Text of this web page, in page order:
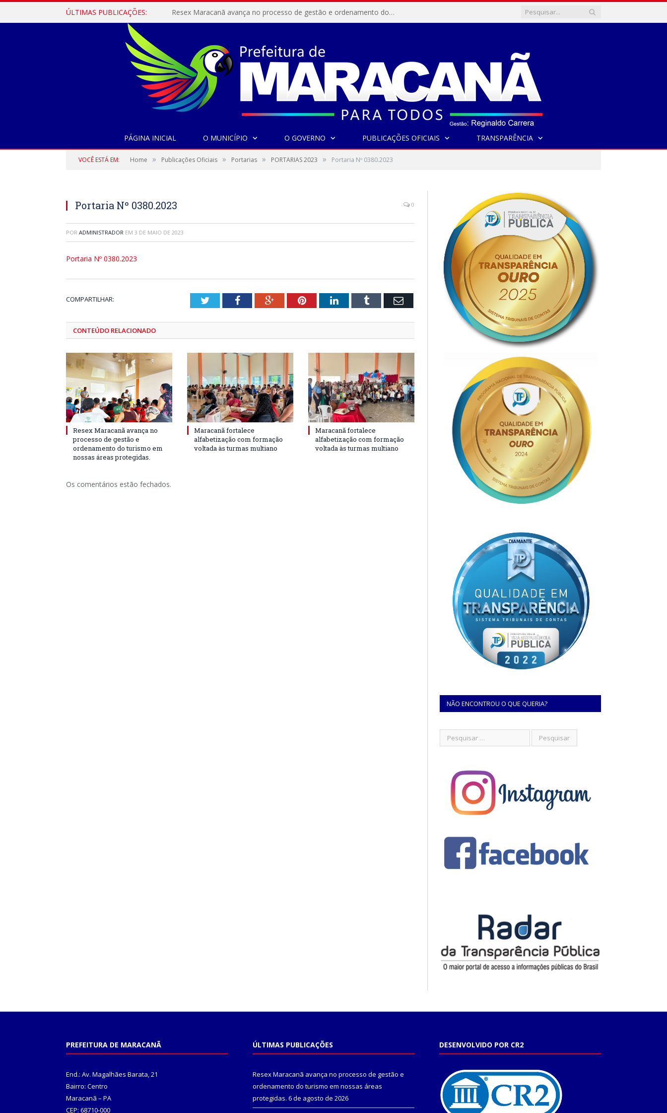
ÚLTIMAS PUBLICAÇÕES: Resex Maracanã avança no processo de gestão e ordenamento do turismo em nossas áreas protegidas.
PÁGINA INICIAL O MUNICÍPIO O GOVERNO PUBLICAÇÕES OFICIAIS TRANSPARÊNCIA
VOCÊ ESTÁ EM: Home » Publicações Oficiais » Portarias » PORTARIAS 2023 » Portaria Nº 0380.2023
Portaria Nº 0380.2023 0
POR ADMINISTRADOR EM 3 DE MAIO DE 2023
Portaria Nº 0380.2023
COMPARTILHAR: TwitterFacebookGoogle+PinterestLinkedInTumblr Email
CONTEÚDO RELACIONADO
Resex Maracanã avança no
processo de gestão e
ordenamento do turismo em
nossas áreas protegidas.
Maracanã fortalece
alfabetização com formação
voltada às turmas multiano
Maracanã fortalece
alfabetização com formação
voltada às turmas multiano
Os comentários estão fechados.
NÃO ENCONTROU O QUE QUERIA?
PREFEITURA DE MARACANÃ
End.: Av. Magalhães Barata, 21
Bairro: Centro
Maracanã – PA
CEP: 68710-000
ÚLTIMAS PUBLICAÇÕES
Resex Maracanã avança no processo de gestão e
ordenamento do turismo em nossas áreas
protegidas. 6 de agosto de 2026
DESENVOLVIDO POR CR2